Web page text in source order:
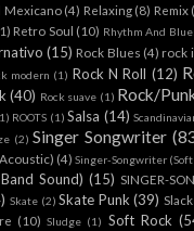
Mexicano (4) Relaxing (8) Remix
Retro Soul (10) Rhythm And
(15) Rock Blues (4) rock
modern (1) Rock N Roll (12)
(40) Rock suave (1) Rock/
ROOTS (1) Salsa (14)
(2) Singer Songwriter
(4) Singer-Songwriter (Soft
Sound) (15) SINGER-
Skate (2) Skate Punk (39)
(10) Sludge (1) Soft Rock